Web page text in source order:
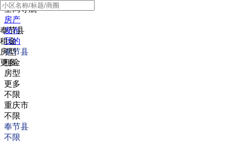
全局导航
房产
发布
我的
奉节县
租金
房型
更多
奉节县
租金
房型
更多
不限
重庆市
不限
奉节县
不限